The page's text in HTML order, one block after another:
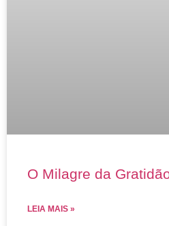
O Milagre da
LEIA MAIS »